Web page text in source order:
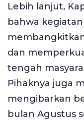
Lebih lanjut,
bahwa
dan
tengah
Pihaknya juga
mengibarkan
bulan Agustus